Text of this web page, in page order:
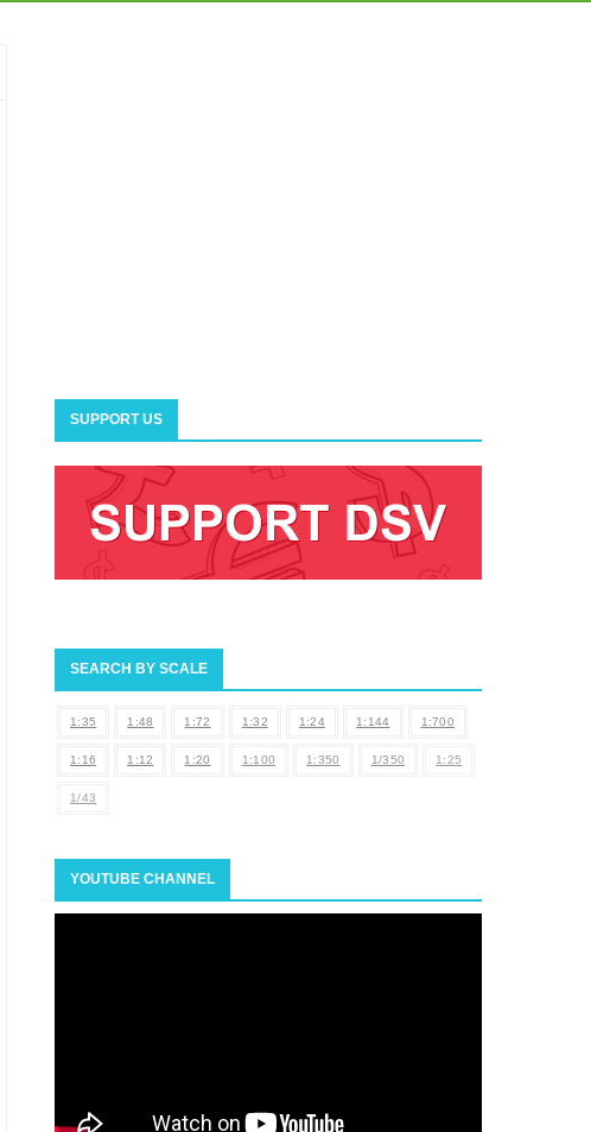
SUPPORT US
SEARCH BY SCALE
1:35 1:48 1:72 1:32 1:24 1:144 1:700
1:16 1:12 1:20 1:100 1:350 1/350 1:25
1/43
YOUTUBE CHANNEL